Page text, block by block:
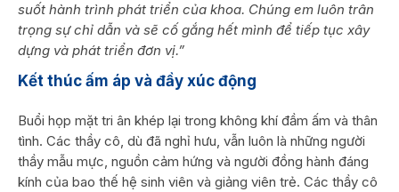
suốt hành trình phát triển của khoa. Chúng em luôn trân
trọng sự chỉ dẫn và sẽ cố gắng hết mình để tiếp tục xây
dựng và phát triển đơn vị.”
Kết thúc ấm áp và đầy xúc động
Buổi họp mặt tri ân khép lại trong không khí đầm ấm và thân
tình. Các thầy cô, dù đã nghỉ hưu, vẫn luôn là những người
thầy mẫu mực, nguồn cảm hứng và người đồng hành đáng
kính của bao thế hệ sinh viên và giảng viên trẻ. Các thầy cô